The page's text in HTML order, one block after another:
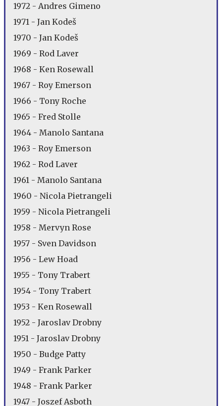
1972 - Andres Gimeno
1971 - Jan Kodeš
1970 - Jan Kodeš
1969 - Rod Laver
1968 - Ken Rosewall
1967 - Roy Emerson
1966 - Tony Roche
1965 - Fred Stolle
1964 - Manolo Santana
1963 - Roy Emerson
1962 - Rod Laver
1961 - Manolo Santana
1960 - Nicola Pietrangeli
1959 - Nicola Pietrangeli
1958 - Mervyn Rose
1957 - Sven Davidson
1956 - Lew Hoad
1955 - Tony Trabert
1954 - Tony Trabert
1953 - Ken Rosewall
1952 - Jaroslav Drobny
1951 - Jaroslav Drobny
1950 - Budge Patty
1949 - Frank Parker
1948 - Frank Parker
1947 - Joszef Asboth